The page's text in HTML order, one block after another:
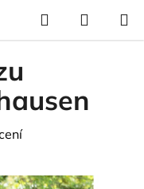
Hledat
KOŠÍK